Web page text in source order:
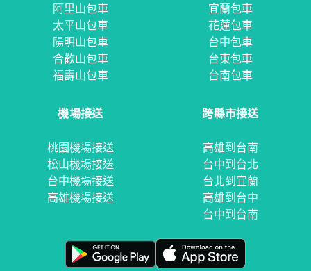
阿里山包車
太平山包車
陽明山包車
合歡山包車
福壽山包車
宜蘭包車
花蓮包車
台中包車
台東包車
台南包車
機場接送
桃園機場接送
松山機場接送
台中機場接送
高雄機場接送
跨縣市接送
高雄到台南
台中到台北
台北到宜蘭
高雄到台中
台中到台南